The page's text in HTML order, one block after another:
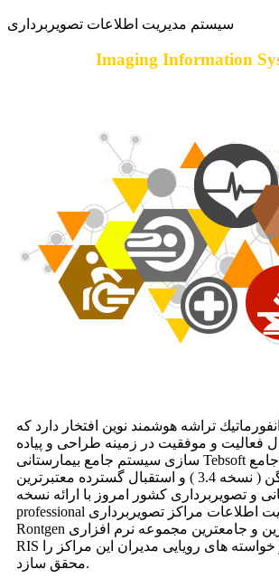
سیستم مدیریت اطلاعات تصویربرداری
Imaging Information
تراشه هوشمند نوین افتخار دارد كه
10 سال فعالیت و موفقیت در زمینه طراحی و پیاده
سازی سیستم جامع بیمارستانی Tebsoft و سیستم جامع
تصویربرداری رونتگن ( نسخه 3.4 ) و استقبال گسترده معتبرترین
و تصویربرداری كشور امروز با ارائه نسخه
professional نرم افزار مدیریت اطلاعات مراكز تصویربرداری ،
Rontgen را به عنوان كاملترین و جامعترین مجموعه نرم افزاری
RIS ارائه نموده و خواسته های رویایی مدیران این مراكز را
محقق سازد.